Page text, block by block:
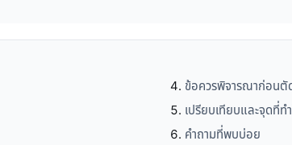
ข้อควรพิจารณาก่อนตั
เปรียบเทียบและจุดที่
คำถามที่พบบ่อย